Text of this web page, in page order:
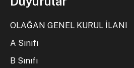
OLAĞAN GENEL KURUL İLANI
A Sınıfı
B Sınıfı